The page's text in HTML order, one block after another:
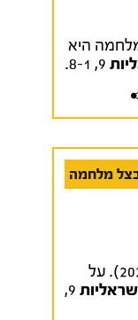
(2026). מלחמה היא
מלחמה
רוזובסקי, מירי (2026). על
9,